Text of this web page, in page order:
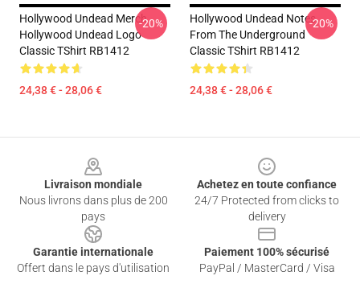
Hollywood Undead Merch
Hollywood Undead Logo
Classic TShirt RB1412
24,38 € - 28,06 €
-20%
Hollywood Undead Notes
From The Underground
Classic TShirt RB1412
24,38 € - 28,06 €
-20%
Livraison mondiale
Nous livrons dans plus de 200
pays
Achetez en toute confiance
24/7 Protected from clicks to
delivery
Garantie internationale
Offert dans le pays d'utilisation
Paiement 100% sécurisé
PayPal / MasterCard / Visa